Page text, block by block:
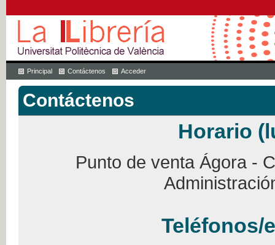
Principal Contáctenos Acceder
Contáctenos
Horario
Punto de venta Ágora -
Teléfonos/